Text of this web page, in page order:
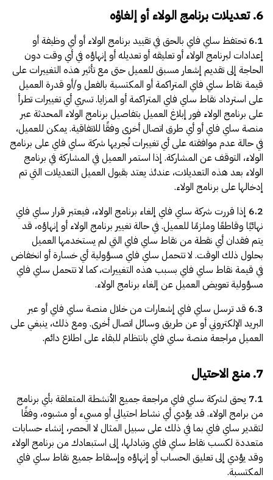
6. تعديلات برنامج الولاء أو إلغاؤه
6.1 تحتفظ ساي فاي بالحق في تقييد برنامج الولاء أو أي وظيفة أو
إعدادات لبرنامج الولاء أو تعليقه أو تعديله أو إنهاؤه في أي وقت دون
الحاجة إلى تقديم إشعار مسبق للعميل حتى مع تأثير هذه التغييرات على
قيمة نقاط ساي فاي المتراكمة أو المكتسبة بالفعل و/أو قدرة العميل
على استرداد نقاط ساي فاي المتراكمة أو المزايا. تسري أي تغييرات تطرأ
على برنامج الولاء فور إبلاغ العميل بتفاصيل برنامج الولاء المحدثة عبر
منصة ساي فاي أو أي طرق اتصال أخرى وفقًا للاتفاقية. يمكن للعميل،
في حالة عدم موافقته على أي تغييرات تُجريها شركة ساي فاي على برنامج
الولاء، التوقف عن المشاركة. إذا استمر العميل في المشاركة في برنامج
الولاء بعد هذه التعديلات، عندئذ يعتد بقبول العميل التعديلات التي تم
إدخالها على برنامج الولاء.
6.2 إذا قررت شركة ساي فاي إلغاء برنامج الولاء، فيعتبر قرار ساي فاي
نهائيًا وقاطعًا وملزمًا للعميل. في حالة تغيير برنامج الولاء أو إنهاؤه، قد
يتم فقدان أي نقطة من نقاط ساي فاي التي لم يستخدمها العميل
بحلول ذلك الوقت. لا تتحمل ساي فاي مسؤولية أي خسارة أو انخفاض
في قيمة نقاط ساي فاي بسبب هذه التغييرات، كما لا تتحمل ساي فاي
مسؤولية تعويض العميل عن إلغاء برنامج الولاء.
6.3 قد ترسل ساي فاي إشعارات من خلال منصة ساي فاي أو عبر
البريد الإلكتروني أو عن طريق وسائل اتصال أخرى. ومع ذلك، ينبغي على
العميل مراجعة منصة ساي فاي بانتظام للبقاء على اطلاع دائم.
7. منع الاحتيال
7.1 يحق لشركة ساي فاي مراجعة جميع الأنشطة المتعلقة بأي برنامج
من برامج الولاء. قد يؤدي أي نشاط احتيالي أو مسيء أو مشبوه، وفقًا
لتقدير ساي فاي بما في ذلك على سبيل المثال لا الحصر، إنشاء حسابات
متعددة لكسب نقاط ساي فاي وتبادلها، إلى استبعادك من برنامج الولاء
وقد يؤدي إلى تعليق الحساب أو إنهاؤه وإسقاط جميع نقاط ساي فاي
المكتسبة.